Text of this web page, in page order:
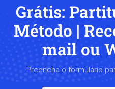
Grátis:
Método |
mail ou
Preencha o formulário